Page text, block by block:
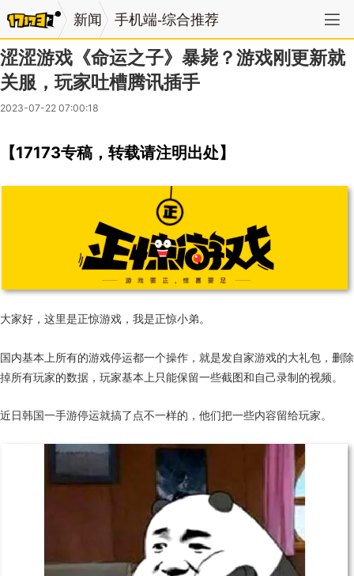
新闻 手机端-综合推荐
涩涩游戏《命运之子》暴毙？游戏刚更新就
关服，玩家吐槽腾讯插手
2023-07-22 07:00:18
【17173专稿，转载请注明出处】
大家好，这里是正惊游戏，我是正惊小弟。
国内基本上所有的游戏停运都一个操作，就是发自家游戏的大礼包，删除
掉所有玩家的数据，玩家基本上只能保留一些截图和自己录制的视频。
近日韩国一手游停运就搞了点不一样的，他们把一些内容留给玩家。